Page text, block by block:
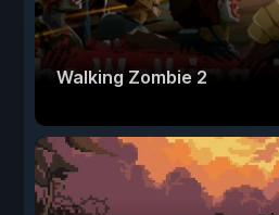
Walking Zombie 2